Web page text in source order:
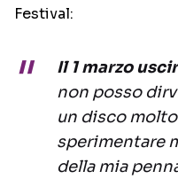
Festival:
Il 1 marzo
non posso
un disco
sperimentare
della mia